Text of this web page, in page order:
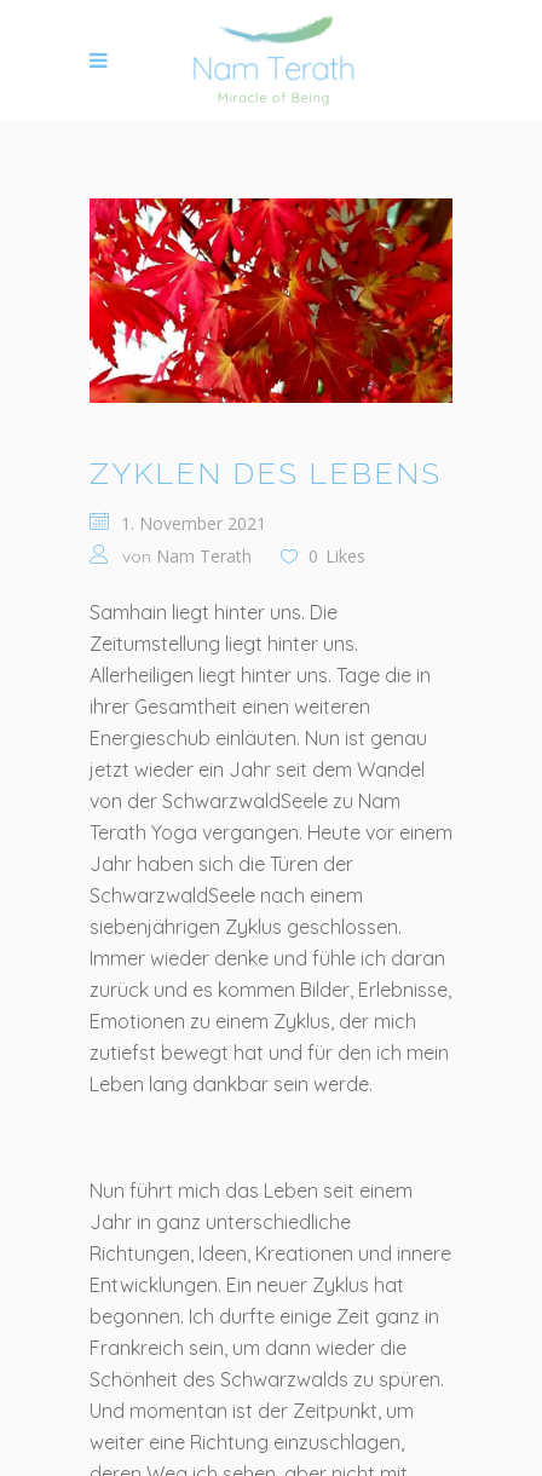
ZYKLEN DES LEBENS
1. November 2021
von Nam Terath 0 Likes
Samhain liegt hinter uns. Die
Zeitumstellung liegt hinter uns.
Allerheiligen liegt hinter uns. Tage die in
ihrer Gesamtheit einen weiteren
Energieschub einläuten. Nun ist genau
jetzt wieder ein Jahr seit dem Wandel
von der SchwarzwaldSeele zu Nam
Terath Yoga vergangen. Heute vor einem
Jahr haben sich die Türen der
SchwarzwaldSeele nach einem
siebenjährigen Zyklus geschlossen.
Immer wieder denke und fühle ich daran
zurück und es kommen Bilder, Erlebnisse,
Emotionen zu einem Zyklus, der mich
zutiefst bewegt hat und für den ich mein
Leben lang dankbar sein werde.
Nun führt mich das Leben seit einem
Jahr in ganz unterschiedliche
Richtungen, Ideen, Kreationen und innere
Entwicklungen. Ein neuer Zyklus hat
begonnen. Ich durfte einige Zeit ganz in
Frankreich sein, um dann wieder die
Schönheit des Schwarzwalds zu spüren.
Und momentan ist der Zeitpunkt, um
weiter eine Richtung einzuschlagen,